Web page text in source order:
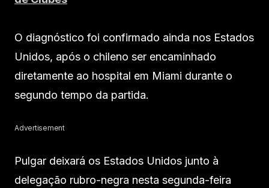
O diagnóstico foi confirmado ainda nos Estados
Unidos, após o chileno ser encaminhado
diretamente ao hospital em Miami durante o
segundo tempo da partida.
Advertisement
Pulgar deixará os Estados Unidos junto à
delegação rubro-negra nesta segunda-feira